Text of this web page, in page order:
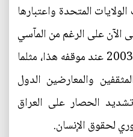
المتحدة واعتبارها
الآن على الرغم من المآسي
التي يعيشها العراق منذ العام 2003 عند موقفه هذا، مثلما
والمعارضين الدول
الحصار على العراق
لحقوق الإنسان.